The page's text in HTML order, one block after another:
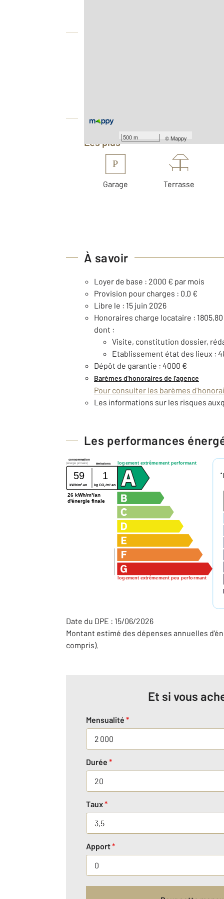
500 m ©Mappy
Équipements
Les plus
P
Garage Terrasse
À savoir
Loyer de base : 2000 € par mois
Provision pour charges : 0.0 €
Libre le : 15 juin 2026
Honoraires charge locataire : 1805,80
dont :
Visite, constitution dossier,
Etablissement état des lieux :
Dépôt de garantie : 4000 €
Barèmes d'honoraires de l'agence
Pour consulter les barèmes
Les informations sur les risques
Les performances
logement extrêmement performant
logement extrêmement peu performant
consommation
émissions
(énergie primaire)
59 1
kWh/m2 .an kg CO2 /m2 .an
26 kWh/m²/an
d'énergie finale
*
Date du DPE : 15/06/2026
Montant estimé des dépenses annuelles
compris).
Et si vous
Mensualité *
Durée *
Taux*
Apport*